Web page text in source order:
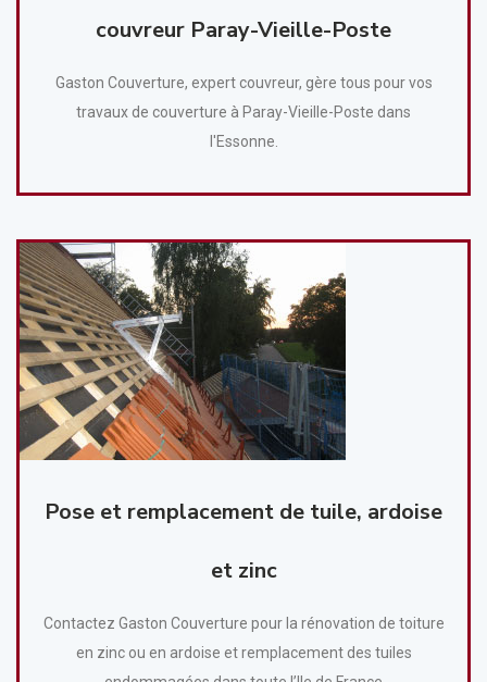
couvreur Paray-Vieille-Poste
Gaston Couverture, expert couvreur, gère tous pour vos
travaux de couverture à Paray-Vieille-Poste dans
l'Essonne.
Pose et remplacement de tuile, ardoise
et zinc
Contactez Gaston Couverture pour la rénovation de toiture
en zinc ou en ardoise et remplacement des tuiles